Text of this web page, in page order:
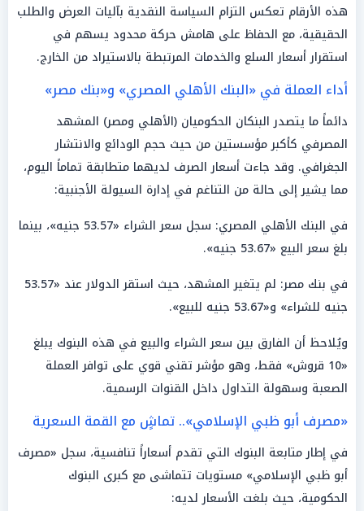
هذه الأرقام تعكس التزام السياسة النقدية بآليات العرض والطلب
الحقيقية، مع الحفاظ على هامش حركة محدود يسهم في
استقرار أسعار السلع والخدمات المرتبطة بالاستيراد من الخارج.
أداء العملة في «البنك الأهلي المصري» و«بنك مصر»
دائماً ما يتصدر البنكان الحكوميان (الأهلي ومصر) المشهد
المصرفي كأكبر مؤسستين من حيث حجم الودائع والانتشار
الجغرافي. وقد جاءت أسعار الصرف لديهما متطابقة تماماً اليوم،
مما يشير إلى حالة من التناغم في إدارة السيولة الأجنبية:
في البنك الأهلي المصري: سجل سعر الشراء «53.57 جنيه»، بينما
بلغ سعر البيع «53.67 جنيه».
في بنك مصر: لم يتغير المشهد، حيث استقر الدولار عند «53.57
جنيه للشراء» و«53.67 جنيه للبيع».
ويُلاحظ أن الفارق بين سعر الشراء والبيع في هذه البنوك يبلغ
«10 قروش» فقط، وهو مؤشر تقني قوي على توافر العملة
الصعبة وسهولة التداول داخل القنوات الرسمية.
«مصرف أبو ظبي الإسلامي».. تماشٍ مع القمة السعرية
في إطار متابعة البنوك التي تقدم أسعاراً تنافسية، سجل «مصرف
أبو ظبي الإسلامي» مستويات تتماشى مع كبرى البنوك
الحكومية، حيث بلغت الأسعار لديه: